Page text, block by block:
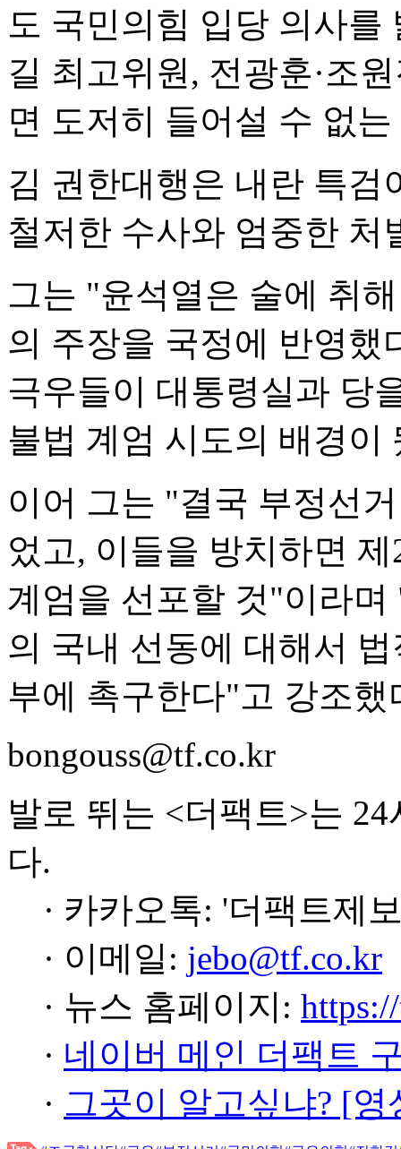
도 국민의힘 입당 의사
길 최고위원, 전광훈·조
면 도저히 들어설 수 없
김 권한대행은 내란 특
철저한 수사와 엄중한 처
그는 "윤석열은 술에 취
의 주장을 국정에 반영
극우들이 대통령실과 당
불법 계엄 시도의 배경이
이어 그는 "결국 부정선
었고, 이들을 방치하면
계엄을 선포할 것"이라
의 국내 선동에 대해서
부에 촉구한다"고 강조했
bongouss@tf.co.kr
발로 뛰는 <더팩트>는
다.
· 카카오톡: '더팩트제
· 이메일: jebo@tf.co.kr
· 뉴스 홈페이지:
· 네이버 메인 더팩트
· 그곳이 알고싶냐? [